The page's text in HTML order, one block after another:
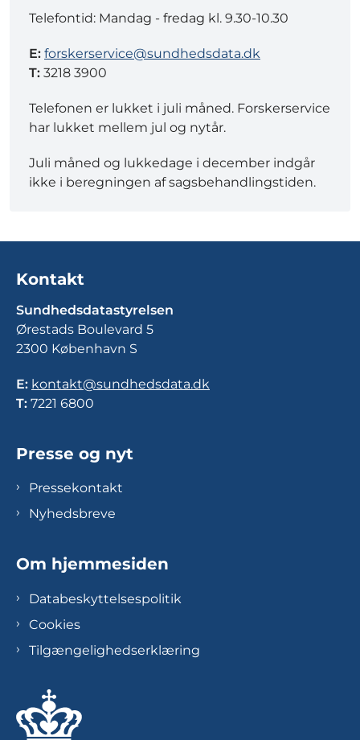
Telefontid: Mandag - fredag kl. 9.30-10.30
E: forskerservice@sundhedsdata.dk
T: 3218 3900
Telefonen er lukket i juli måned. Forskerservice
har lukket mellem jul og nytår.
Juli måned og lukkedage i december indgår
ikke i beregningen af sagsbehandlingstiden.
Kontakt
Sundhedsdatastyrelsen
Ørestads Boulevard 5
2300 København S
E: kontakt@sundhedsdata.dk
T: 7221 6800
Presse og nyt
Pressekontakt
Nyhedsbreve
Om hjemmesiden
Databeskyttelsespolitik
Cookies
Tilgængelighedserklæring